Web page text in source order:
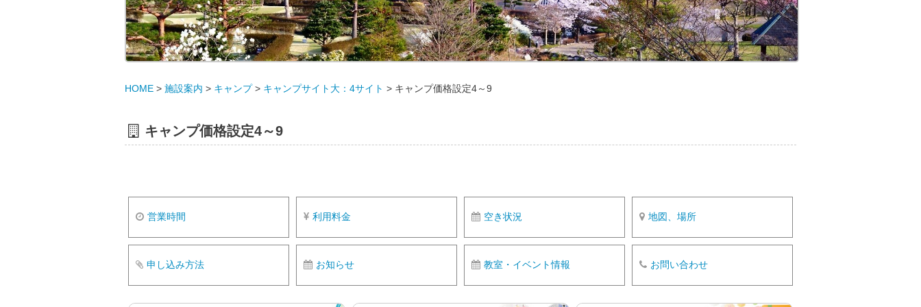
HOME > 施設案内 > キャンプ> キャンプサイト大：4サイト > キャンプ価格設定4～9
キャンプ価格設定4～9
営業時間 利用料金 空き状況 地図、場所
申し込み方法 お知らせ 教室・イベント情報 お問い合わせ